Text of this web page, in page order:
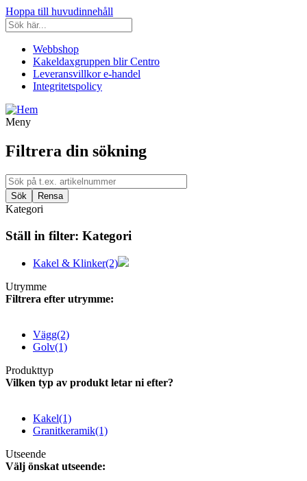
Hoppa till huvudinnehåll
Webbshop
Kakeldaxgruppen blir Centro
Leveransvillkor e-handel
Integritetspolicy
Meny
Filtrera din sökning
Kategori
Ställ in filter: Kategori
Kakel & Klinker(2)
Utrymme
Filtrera efter utrymme:
Vägg(2)
Golv(1)
Produkttyp
Vilken typ av produkt letar ni efter?
Kakel(1)
Granitkeramik(1)
Utseende
Välj önskat utseende: